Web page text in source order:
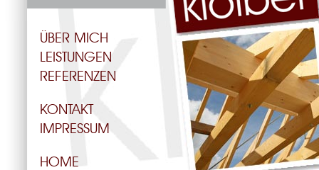
ÜBER MICH
LEISTUNGEN
REFERENZEN
KONTAKT
IMPRESSUM
HOME